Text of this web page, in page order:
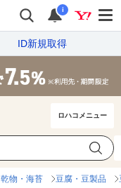
i
ID新規取得
ロハコメニュー
乾物・海苔 豆腐・豆製品